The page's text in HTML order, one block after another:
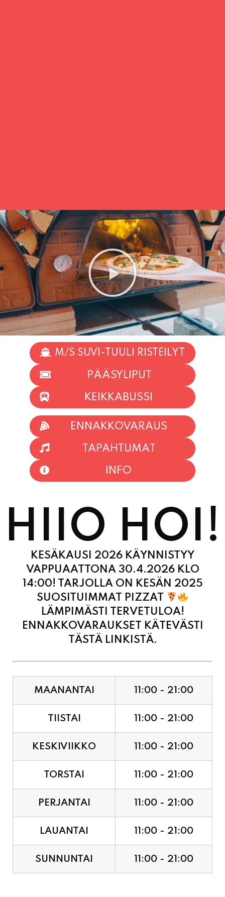
M/S SUVI-TUULI RISTEILYT
PÄÄSYLIPUT
KEIKKABUSSI
TAPAHTUMAT
INFO
HIIO HOI!
KESÄKAUSI 2026 KÄYNNISTYY
VAPPUAATTONA 30.4.2026 KLO
14:00! TARJOLLA ON KESÄN 2025
SUOSITUIMMAT PIZZAT
LÄMPIMÄSTI TERVETULOA!
ENNAKKOVARAUKSET KÄTEVÄSTI
TÄSTÄ LINKISTÄ.
TIISTAI 11:00 - 21:00
KESKIVIIKKO 11:00 - 21:00
TORSTAI 11:00 - 21:00
PERJANTAI 11:00 - 21:00
LAUANTAI 11:00 - 21:00
SUNNUNTAI 11:00 - 21:00